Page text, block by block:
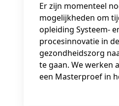
Er zijn momenteel
mogelijkheden om
opleiding Systeem-
procesinnovatie in de
gezondheidszorg
te gaan. We werken
een Masterproef in